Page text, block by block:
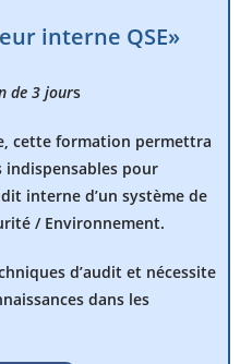
interne QSE»
de 3 jours
cette formation permettra
indispensables pour
interne d’un système de
/ Environnement.
d’audit et nécessite
dans les